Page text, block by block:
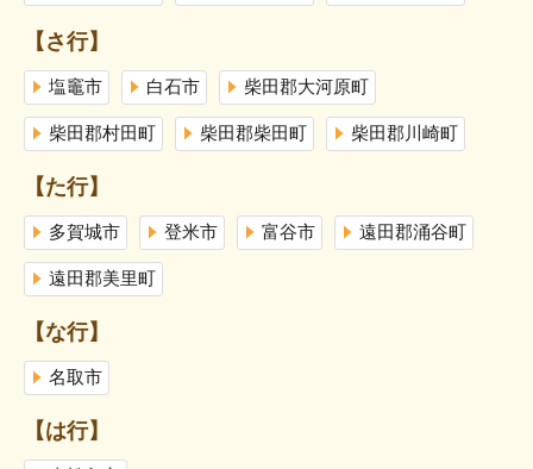
【さ行】
塩竈市 白石市 柴田郡大河原町
柴田郡村田町 柴田郡柴田町 柴田郡川崎町
【た行】
多賀城市 登米市 富谷市 遠田郡涌谷町
遠田郡美里町
【な行】
名取市
【は行】